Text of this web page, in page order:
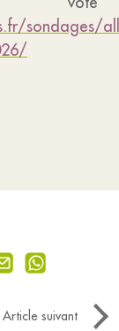
sondages/
Article suivant